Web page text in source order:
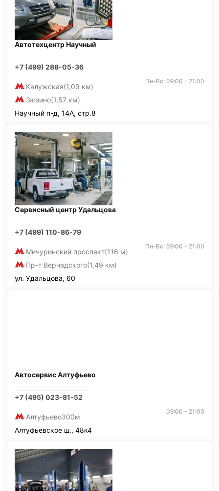
Автотехцентр Научный
+7 (499) 288-05-36
Калужская(1,09 км)
Зюзино(1,57 км)
Пн-Вс: 09:00 - 21:00
Научный п-д, 14А, стр.8
Сервисный центр Удальцова
+7 (499) 110-86-79
Мичуринский проспект(116 м)
Пр-т Вернадского(1,49 км)
Пн-Вс: 09:00 - 21:00
ул. Удальцова, 60
Автосервис Алтуфьево
+7 (495) 023-81-52
Алтуфьево300м
09:00 - 21:00
Алтуфьевское ш., 48к4